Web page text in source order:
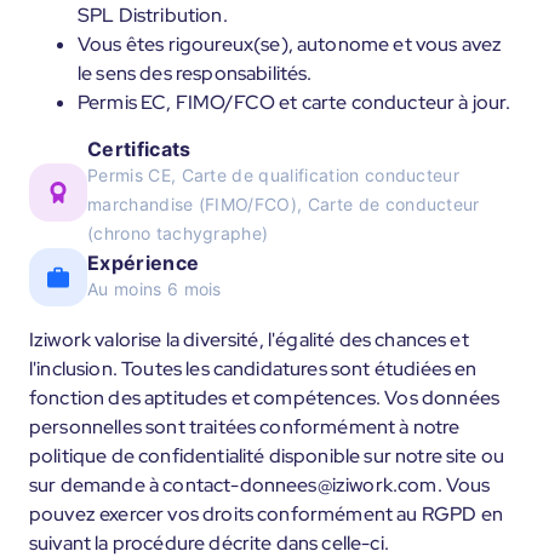
SPL Distribution.
Vous êtes rigoureux(se), autonome et vous avez
le sens des responsabilités.
Permis EC, FIMO/FCO et carte conducteur à jour.
Certificats
Permis CE, Carte de qualification conducteur
marchandise (FIMO/FCO), Carte de conducteur
(chrono tachygraphe)
Expérience
Au moins 6 mois
Iziwork valorise la diversité, l'égalité des chances et
l'inclusion. Toutes les candidatures sont étudiées en
fonction des aptitudes et compétences. Vos données
personnelles sont traitées conformément à notre
politique de confidentialité disponible sur notre site ou
sur demande à contact-donnees@iziwork.com. Vous
pouvez exercer vos droits conformément au RGPD en
suivant la procédure décrite dans celle-ci.